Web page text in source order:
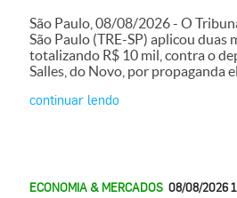
São Paulo, 08/08/2026 - O
São Paulo (TRE-SP) aplicou duas
totalizando R$ 10 mil, contra o
Salles, do Novo, por propaganda
continuar lendo
ECONOMIA & MERCADOS 08/08/2026